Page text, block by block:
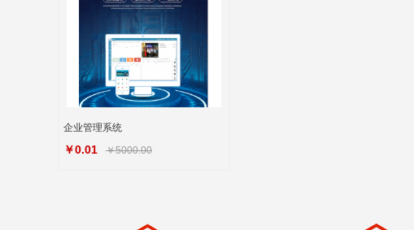
企业管理系统
￥0.01 ￥5000.00